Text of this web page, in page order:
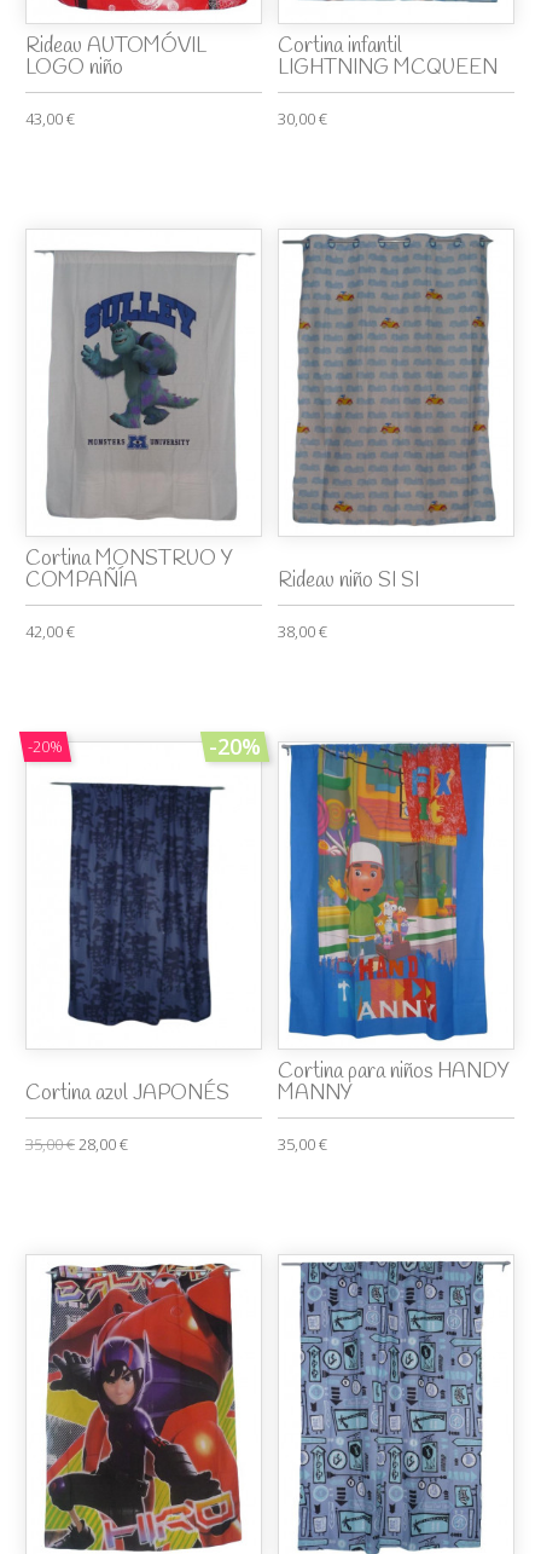
Rideau AUTOMÓVIL
LOGO niño
43,00 €
Cortina infantil
LIGHTNING MCQUEEN
30,00 €
Cortina MONSTRUO Y
COMPAÑÍA
42,00 €
Rideau niño SI SI
38,00 €
-20% -20%
Cortina azul JAPONÉS
35,00 €28,00 €
Cortina para niños HANDY
MANNY
35,00 €